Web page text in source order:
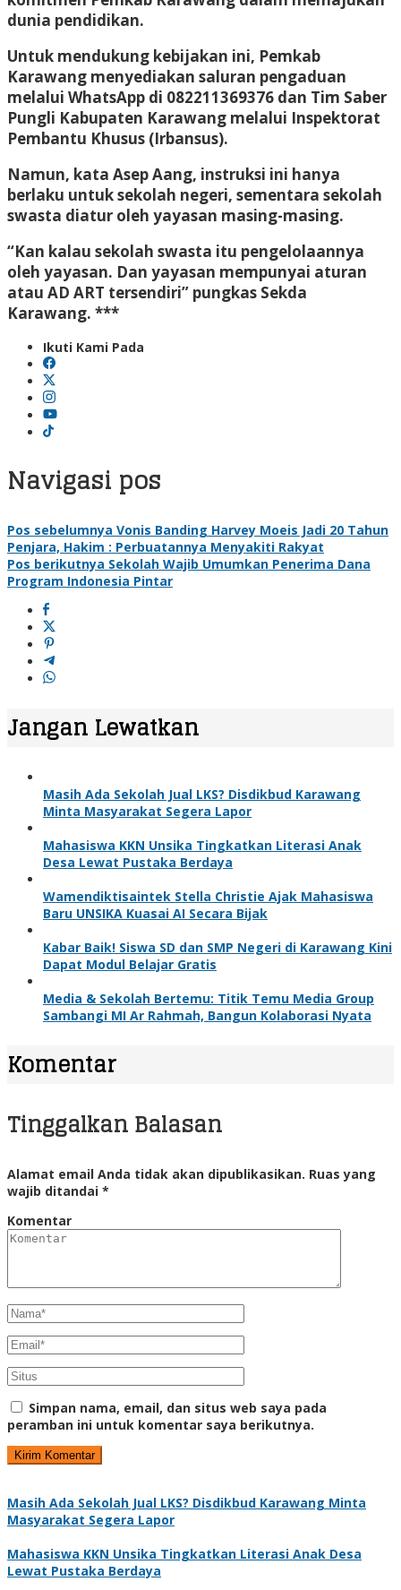
dunia pendidikan.
Untuk mendukung kebijakan ini, Pemkab
Karawang menyediakan saluran pengaduan
melalui WhatsApp di 082211369376 dan Tim Saber
Pungli Kabupaten Karawang melalui Inspektorat
Pembantu Khusus (Irbansus).
Namun, kata Asep Aang, instruksi ini hanya
berlaku untuk sekolah negeri, sementara sekolah
swasta diatur oleh yayasan masing-masing.
“Kan kalau sekolah swasta itu pengelolaannya
oleh yayasan. Dan yayasan mempunyai aturan
atau AD ART tersendiri” pungkas Sekda
Karawang. ***
Ikuti Kami Pada
Navigasi pos
Pos sebelumnya Vonis Banding Harvey Moeis Jadi 20 Tahun
Penjara, Hakim : Perbuatannya Menyakiti Rakyat
Pos berikutnya Sekolah Wajib Umumkan Penerima Dana
Program Indonesia Pintar
Jangan Lewatkan
Masih Ada Sekolah Jual LKS? Disdikbud Karawang
Minta Masyarakat Segera Lapor
Mahasiswa KKN Unsika Tingkatkan Literasi Anak
Desa Lewat Pustaka Berdaya
Wamendiktisaintek Stella Christie Ajak Mahasiswa
Baru UNSIKA Kuasai AI Secara Bijak
Kabar Baik! Siswa SD dan SMP Negeri di Karawang Kini
Dapat Modul Belajar Gratis
Media & Sekolah Bertemu: Titik Temu Media Group
Sambangi MI Ar Rahmah, Bangun Kolaborasi Nyata
Komentar
Tinggalkan Balasan
Alamat email Anda tidak akan dipublikasikan. Ruas yang
wajib ditandai *
Komentar
Simpan nama, email, dan situs web saya pada
peramban ini untuk komentar saya berikutnya.
Masih Ada Sekolah Jual LKS? Disdikbud Karawang Minta
Masyarakat Segera Lapor
Mahasiswa KKN Unsika Tingkatkan Literasi Anak Desa
Lewat Pustaka Berdaya